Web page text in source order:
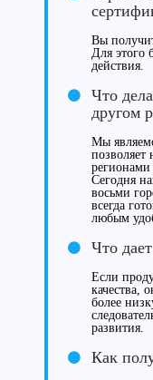
Вы
Для этого
действия.
Что
другом
Мы
позволяет
Сегодня
восьми
всегда
любым
Что
Если
качества,
более
развития.
Как